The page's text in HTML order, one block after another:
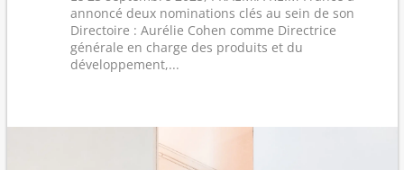
annoncé deux nominations clés au sein de son
Directoire : Aurélie Cohen comme Directrice
générale en charge des produits et du
développement,...